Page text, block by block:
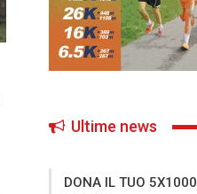
Ultime news
DONA IL TUO 5X1000